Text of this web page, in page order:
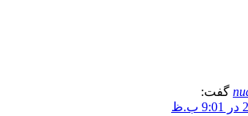
گفت: